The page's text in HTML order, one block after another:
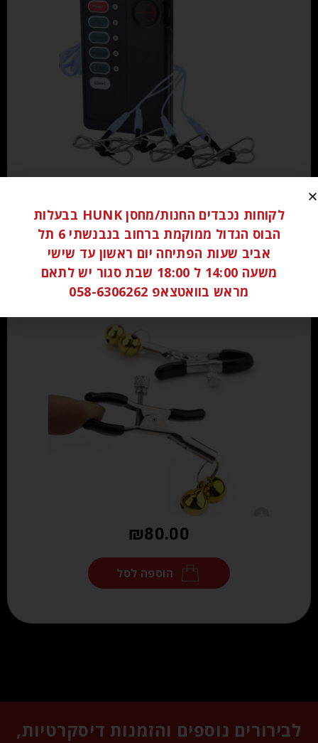
מידע נוסף
₪80.00
הוספה לסל
לבירורים נוספים והזמנות דיסקרטיות,
לקוחות נכבדים החנות/מחסן HUNK בבעלות
הבוס הגדול ממוקמת ברחוב בנבנשתי 6 תל
אביב שעות הפתיחה יום ראשון עד שישי
משעה 14:00 ל 18:00 שבת סגור יש לתאם
מראש בוואטצאפ 058-6306262